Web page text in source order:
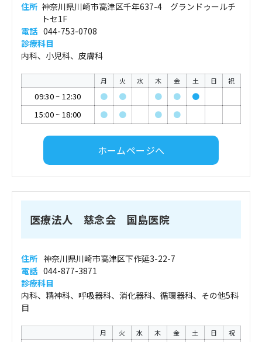
住所 神奈川県川崎市高津区千年637-4 グランドゥールチ
トセ1F
電話 044-753-0708
診療科目
内科、小児科、皮膚科
月 火 水 木 金 土 日 祝
09:30~ 12:30 ● ● ● ●
●
15:00~ 18:00 ● ● ● ●
ホームページへ
医療法人 慈念会 国島医院
住所 神奈川県川崎市高津区下作延3-22-7
電話 044-877-3871
診療科目
内科、精神科、呼吸器科、消化器科、循環器科、その他5科
目
月 火 水 木 金 土 日 祝